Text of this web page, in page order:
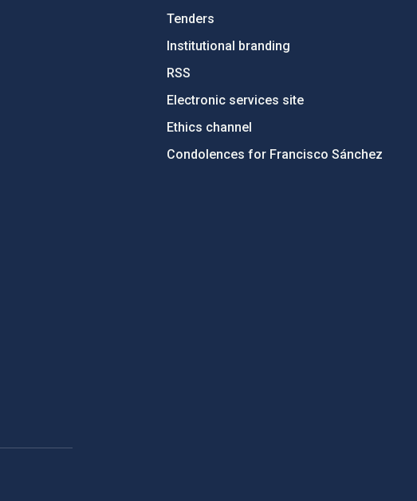
Tenders
Institutional branding
RSS
Electronic services site
Ethics channel
Condolences for Francisco Sánchez